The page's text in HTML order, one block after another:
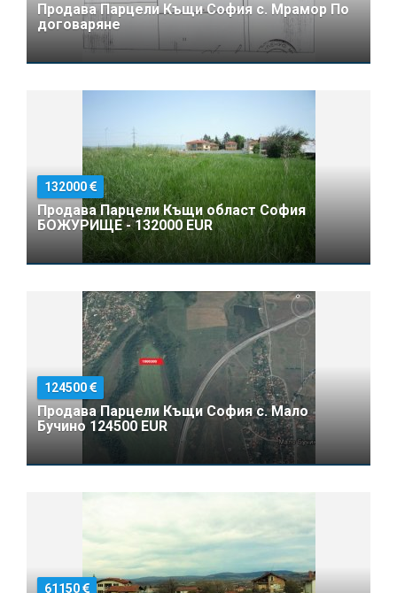
Продава Парцели Къщи София с. Мрамор По
договаряне
132000
Продава Парцели Къщи област София
БОЖУРИЩЕ - 132000 EUR
124500
Продава Парцели Къщи София с. Мало
Бучино 124500 EUR
61150